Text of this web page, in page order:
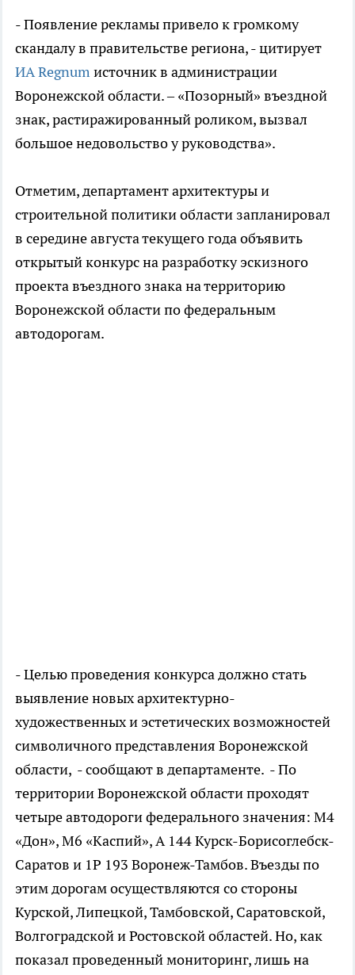
- Появление рекламы привело к громкому
скандалу в правительстве региона, - цитирует
ИА Regnum источник в администрации
Воронежской области. – «Позорный» въездной
знак, растиражированный роликом, вызвал
большое недовольство у руководства».
Отметим, департамент архитектуры и
строительной политики области запланировал
в середине августа текущего года объявить
открытый конкурс на разработку эскизного
проекта въездного знака на территорию
Воронежской области по федеральным
автодорогам.
- Целью проведения конкурса должно стать
выявление новых архитектурно-
художественных и эстетических возможностей
символичного представления Воронежской
области, - сообщают в департаменте. - По
территории Воронежской области проходят
четыре автодороги федерального значения: М4
«Дон», М6 «Каспий», А 144 Курск-Борисоглебск-
Саратов и 1Р 193 Воронеж-Тамбов. Въезды по
этим дорогам осуществляются со стороны
Курской, Липецкой, Тамбовской, Саратовской,
Волгоградской и Ростовской областей. Но, как
показал проведенный мониторинг, лишь на